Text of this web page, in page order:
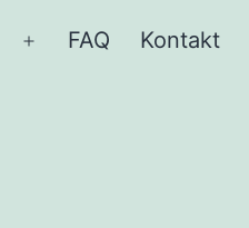
Menü
FAQ Kontakt